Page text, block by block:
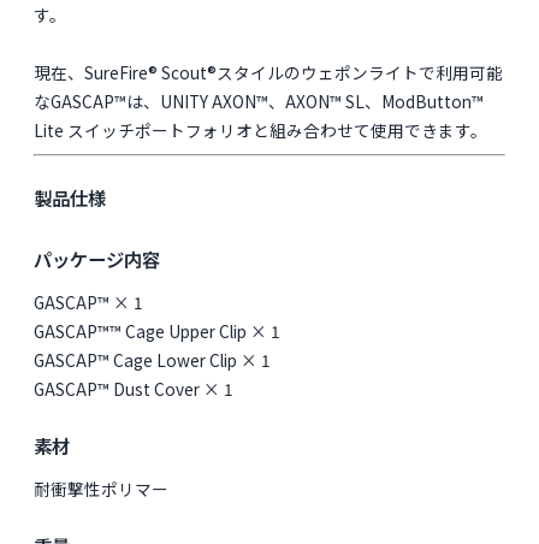
す。
現在、SureFire® Scout®スタイルのウェポンライトで利用可能
なGASCAP™は、UNITY AXON™、AXON™ SL、ModButton™
Lite スイッチポートフォリオと組み合わせて使用できます。
製品仕様
パッケージ内容
GASCAP™ × 1
GASCAP™™ Cage Upper Clip × 1
GASCAP™ Cage Lower Clip × 1
GASCAP™ Dust Cover × 1
素材
耐衝撃性ポリマー